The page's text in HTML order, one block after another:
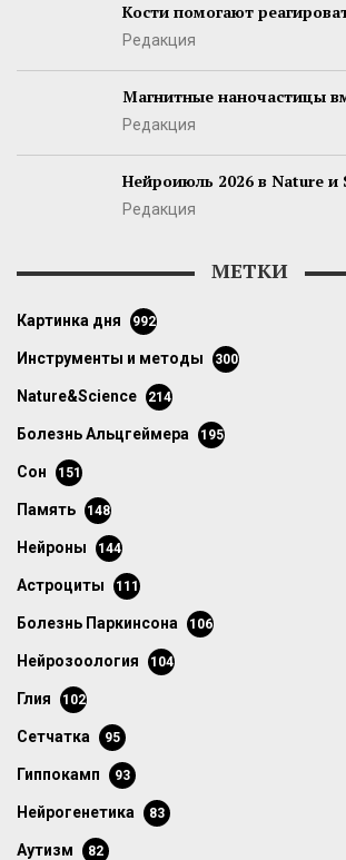
Кости помогают
Редакция
Магнитные наночастицы
Редакция
Нейроиюль 2026 в Nature и
Редакция
МЕТКИ
картинка дня 992
инструменты и методы 300
Nature&Science 214
болезнь Альцгеймера 195
сон 151
память 148
нейроны 144
астроциты 111
болезнь Паркинсона 106
нейрозоология 104
глия 102
сетчатка 95
гиппокамп 93
нейрогенетика 83
аутизм 82